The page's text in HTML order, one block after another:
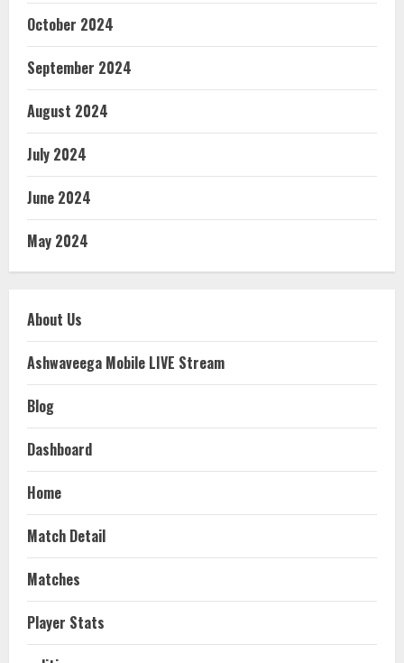
October 2024
September 2024
August 2024
July 2024
June 2024
May 2024
About Us
Ashwaveega Mobile LIVE Stream
Blog
Dashboard
Home
Match Detail
Matches
Player Stats